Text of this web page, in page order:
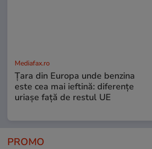
Mediafax.ro
Țara din Europa unde benzina
este cea mai ieftină: diferențe
uriașe față de restul UE
PROMO